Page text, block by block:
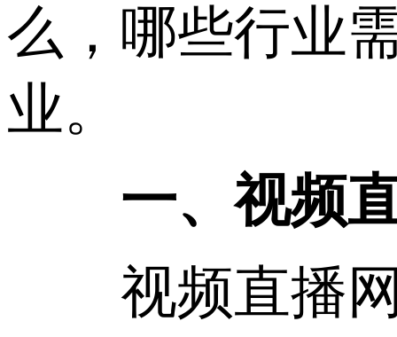
么，哪些行业
业。
一、视频直
视频直播网